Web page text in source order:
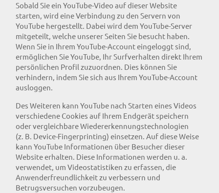
Sobald Sie ein YouTube-Video auf dieser Website
starten, wird eine Verbindung zu den Servern von
YouTube hergestellt. Dabei wird dem YouTube-Server
mitgeteilt, welche unserer Seiten Sie besucht haben.
Wenn Sie in Ihrem YouTube-Account eingeloggt sind,
ermöglichen Sie YouTube, Ihr Surfverhalten direkt Ihrem
persönlichen Profil zuzuordnen. Dies können Sie
verhindern, indem Sie sich aus Ihrem YouTube-Account
ausloggen.
Des Weiteren kann YouTube nach Starten eines Videos
verschiedene Cookies auf Ihrem Endgerät speichern
oder vergleichbare Wiedererkennungstechnologien
(z. B. Device-Fingerprinting) einsetzen. Auf diese Weise
kann YouTube Informationen über Besucher dieser
Website erhalten. Diese Informationen werden u. a.
verwendet, um Videostatistiken zu erfassen, die
Anwenderfreundlichkeit zu verbessern und
Betrugsversuchen vorzubeugen.